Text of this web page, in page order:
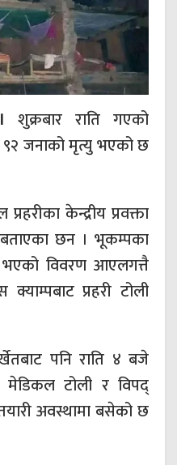
शुक्रबार राति गएको
जनाको मृत्यु भएको छ
केन्द्रीय प्रवक्ता
छन । भूकम्पका
भएको विवरण आएलगत्तै
प्रहरी टोली
पनि राति ४ बजे
मेडिकल टोली र विपद्
अवस्थामा बसेको छ